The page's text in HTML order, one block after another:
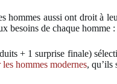
hommes aussi ont droit à
besoins de chaque homme
+ 1 surprise finale)
hommes modernes, qu’ils